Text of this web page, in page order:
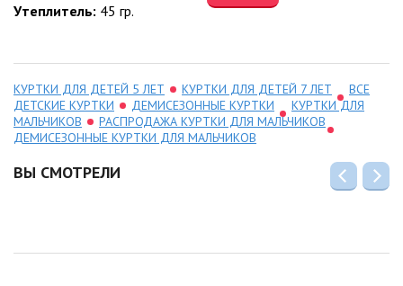
Утеплитель: 45 гр.
КУРТКИ ДЛЯ ДЕТЕЙ 5 ЛЕТ КУРТКИ ДЛЯ ДЕТЕЙ 7 ЛЕТ
ВСЕ
ДЕТСКИЕ КУРТКИ
ДЕМИСЕЗОННЫЕ КУРТКИ
КУРТКИ ДЛЯ
МАЛЬЧИКОВ
РАСПРОДАЖА КУРТКИ ДЛЯ МАЛЬЧИКОВ
ДЕМИСЕЗОННЫЕ КУРТКИ ДЛЯ МАЛЬЧИКОВ
ВЫ СМОТРЕЛИ